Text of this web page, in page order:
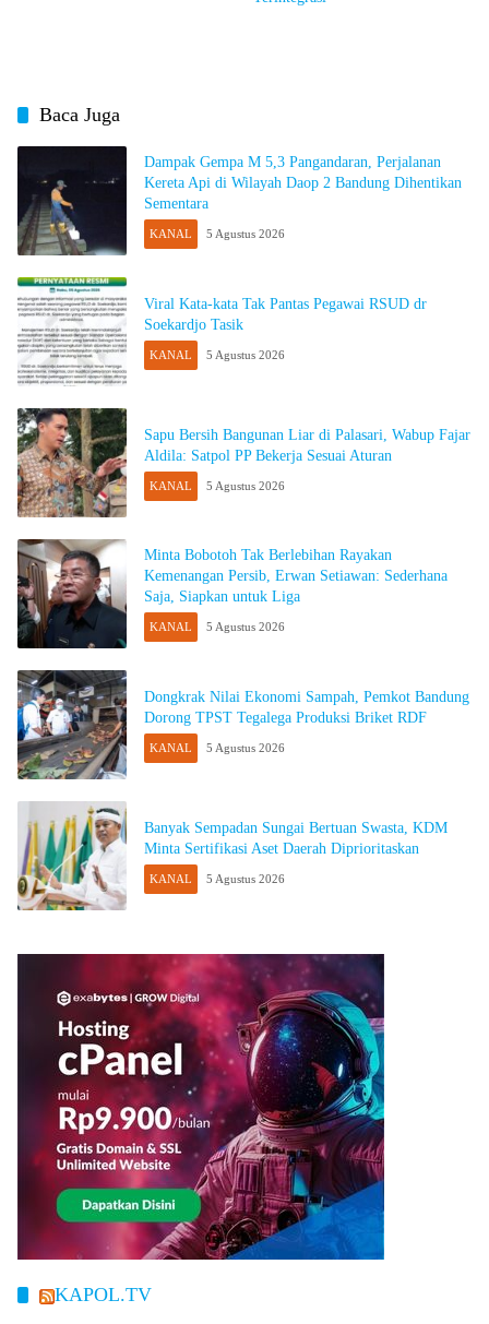
Baca Juga
Dampak Gempa M 5,3 Pangandaran, Perjalanan
Kereta Api di Wilayah Daop 2 Bandung Dihentikan
Sementara
KANAL 5 Agustus 2026
Viral Kata-kata Tak Pantas Pegawai RSUD dr
Soekardjo Tasik
KANAL 5 Agustus 2026
Sapu Bersih Bangunan Liar di Palasari, Wabup Fajar
Aldila: Satpol PP Bekerja Sesuai Aturan
KANAL 5 Agustus 2026
Minta Bobotoh Tak Berlebihan Rayakan
Kemenangan Persib, Erwan Setiawan: Sederhana
Saja, Siapkan untuk Liga
KANAL 5 Agustus 2026
Dongkrak Nilai Ekonomi Sampah, Pemkot Bandung
Dorong TPST Tegalega Produksi Briket RDF
KANAL 5 Agustus 2026
Banyak Sempadan Sungai Bertuan Swasta, KDM
Minta Sertifikasi Aset Daerah Diprioritaskan
KANAL 5 Agustus 2026
KAPOL.TV